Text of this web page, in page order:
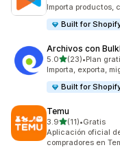
Importa productos,
Built for
Archivos con
5.0de 5 estrellas
(23)
23 reseñas en total
•Plan
Importa, exporta,
Built for
Temu
3.9de 5 estrellas
(11)
11 reseñas en total
•Gratis
Aplicación oficial
compradores en